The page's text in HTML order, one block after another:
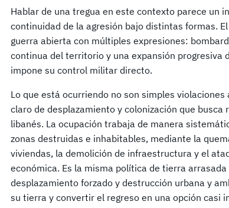
Hablar de una tregua en este contexto parece un
continuidad de la agresión bajo distintas formas.
guerra abierta con múltiples expresiones:
continua del territorio y una expansión progresiva
impone su control militar directo.
Lo que está ocurriendo no son simples
claro de desplazamiento y colonización que
libanés. La ocupación trabaja de manera
zonas destruidas e inhabitables, mediante la
viviendas, la demolición de infraestructura y el
económica. Es la misma política de tierra
desplazamiento forzado y destrucción urbana y
su tierra y convertir el regreso en una opción casi